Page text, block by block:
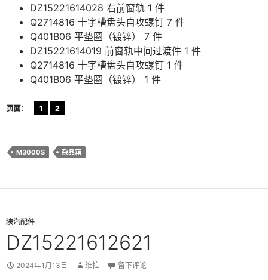
DZ15221614028 右前窗轨 1 件
Q2714816 十字槽盘头自攻螺钉 7 件
Q401B06 平垫圈（镀锌） 7 件
DZ15221614019 前窗轨中间过渡件 1 件
Q2714816 十字槽盘头自攻螺钉 1 件
Q401B06 平垫圈（镀锌） 1 件
页面： 1 2
M3000S 杂品箱
陕汽配件
DZ15221612621
2024年1月13日 维拉 留下评论